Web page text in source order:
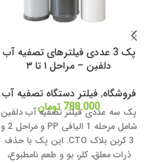
پک 3 عددی فیلترهای تصفیه آب
دلفین – مراحل ۱ تا ۳
فروشگاه,فیلتر دستگاه تصفیه آب
788.000 تومان
پک سه عددی فیلتر تصفیه آب دلفین
شامل مرحله 1 الیافی PP و مراحل 2 و
3 کربن بلاک CTO. این پک با حذف
ذرات معلق، کلر، بو و طعم نامطبوع،